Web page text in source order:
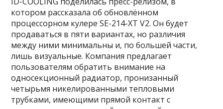
котором рассказала об обновлённом
процессорном кулере SE-214-XT V2. Он будет
продаваться в пяти вариантах, но различия
между ними минимальны и, по большей части,
лишь визуальные. Компания предлагает
пользователям обратить внимание на
односекционный радиатор, пронизанный
четырьмя никелированными тепловыми
трубками, имеющими прямой контакт с